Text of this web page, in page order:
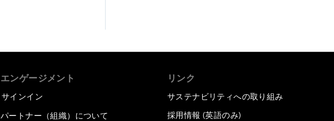
エンゲージメント
サインイン
パートナー（組織）について
リンク
サステナビリティへの取り組み
採用情報 (英語のみ)